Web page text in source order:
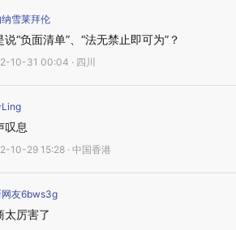
雪莱拜伦
说“负面清单”、“法无禁止即可为”？
10-31 00:04 · 四川
Ling
叹息
10-29 15:28 · 中国香港
网友6bws3g
太厉害了